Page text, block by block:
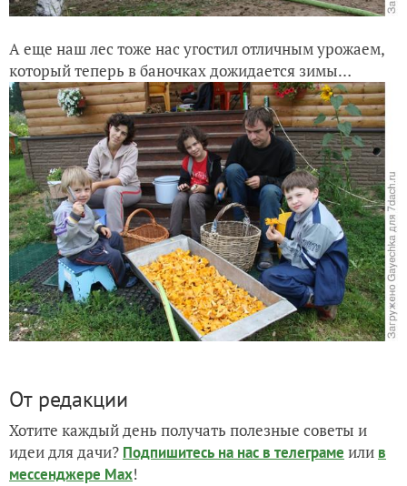
А еще наш лес тоже нас угостил отличным урожаем,
который теперь в баночках дожидается зимы…
От редакции
Хотите каждый день получать полезные советы и
идеи для дачи? Подпишитесь на нас в телеграме или в
мессенджере Max!